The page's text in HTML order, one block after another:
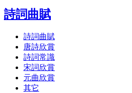
詩詞曲賦
詩詞曲賦
唐詩欣賞
詩詞常識
宋詞欣賞
元曲欣賞
其它